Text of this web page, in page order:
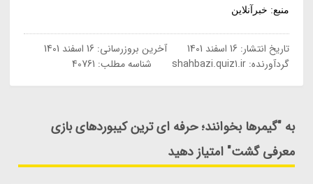
منبع: خبرآنلاین
تاریخ انتشار: 16 اسفند 1401 آخرین بروزرسانی: 16 اسفند 1401
گردآورنده:shahbazi.quiz1.ir شناسه مطلب: 40761
به "گیمرها بخوانند؛ حرفه ای ترین کیبوردهای بازی
معرفی گشت" امتیاز دهید